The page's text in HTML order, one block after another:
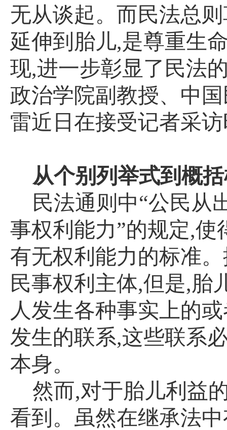
无从谈起。而民法总
延伸到胎儿,是尊重生
现,进一步彰显了民法
政治学院副教授、中
雷近日在接受记者采
从个别列举式到概
民法通则中“公民从
事权利能力”的规定,使
有无权利能力的标准
民事权利主体,但是,胎
人发生各种事实上的
发生的联系,这些联系
本身。
然而,对于胎儿利益
看到。虽然在继承法